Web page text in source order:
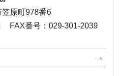
原町978番6
FAX番号：029-301-2039